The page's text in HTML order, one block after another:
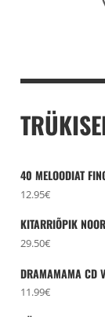
40 MELOODIAT
12.95€
KITARRIÕPIK
29.50€
DRAMAMAMA CD
11.99€